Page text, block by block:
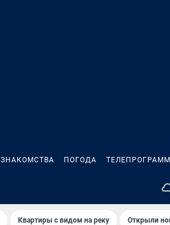
ЗНАКОМСТВА ПОГОДА
Квартиры с видом на реку Открыли